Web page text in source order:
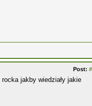
Post:
jakby wiedziały jakie